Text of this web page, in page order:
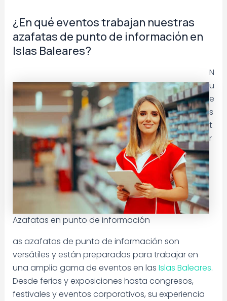
¿En qué eventos trabajan nuestras
azafatas de punto de información en
Islas Baleares?
Azafatas en punto de información
N
u
e
s
t
r
as azafatas de punto de información son
versátiles y están preparadas para trabajar en
una amplia gama de eventos en las Islas Baleares.
Desde ferias y exposiciones hasta congresos,
festivales y eventos corporativos, su experiencia